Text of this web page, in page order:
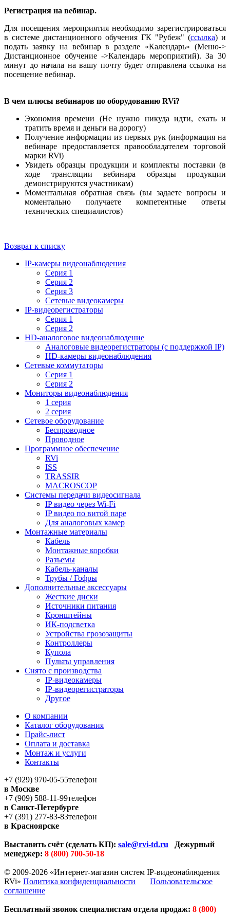
Регистрация на вебинар.
Для посещения мероприятия необходимо зарегистрироваться
в системе дистанционного обучения ГК "Рубеж" (ссылка) и
подать заявку на вебинар в разделе «Календарь» (Меню->
Дистанционное обучение ->Календарь мероприятий). За 30
минут до начала на вашу почту будет отправлена ссылка на
посещение вебинар.
В чем плюсы вебинаров по оборудованию RVi?
Экономия времени (Не нужно никуда идти, ехать и
тратить время и деньги на дорогу)
Получение информации из первых рук (информация на
вебинаре предоставляется правообладателем торговой
марки RVi)
Увидеть образцы продукции и комплекты поставки (в
ходе трансляции вебинара образцы продукции
демонстрируются участникам)
Моментальная обратная связь (вы задаете вопросы и
моментально получаете компетентные ответы
технических специалистов)
Возврат к списку
IP-камеры видеонаблюдения
Серия 1
Серия 2
Серия 3
Сетевые видеокамеры
IP-видеорегистраторы
Серия 1
Серия 2
HD-аналоговое видеонаблюдение
Aналоговые видеорегистраторы (с поддержкой IP)
HD-камеры видеонаблюдения
Сетевые коммутаторы
Серия 1
Серия 2
Мониторы видеонаблюдения
1 серия
2 серия
Сетевое оборудование
Беспроводное
Проводное
Программное обеспечение
RVi
ISS
TRASSIR
MACROSCOP
Системы передачи видеосигнала
IP видео через Wi-Fi
IP видео по витой паре
Для аналоговых камер
Монтажные материалы
Кабель
Монтажные коробки
Разъемы
Кабель-каналы
Трубы / Гофры
Дополнительные аксессуары
Жесткие диски
Источники питания
Кронштейны
ИК-подсветка
Устройства грозозащиты
Контроллеры
Купола
Пульты управления
Снято с производства
IP-видеокамеры
IP-видеорегистраторы
Другое
О компании
Каталог оборудования
Прайс-лист
Оплата и доставка
Монтаж и услуги
Контакты
+7 (929) 970-05-55телефон
в Москве
+7 (909) 588-11-99телефон
в Санкт-Петербурге
+7 (391) 277-83-83телефон
в Красноярске
Выставить счёт (сделать КП): sale@rvi-td.ru
Дежурный
менеджер: 8 (800) 700-50-18
© 2009-2026 «Интернет-магазин систем IP-видеонаблюдения
RVi» Политика конфиденциальности
Пользовательское
соглашение
Бесплатный звонок специалистам отдела продаж: 8 (800)